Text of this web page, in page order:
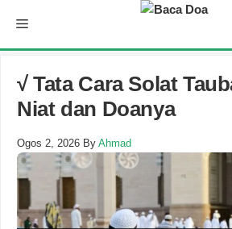
content
Menu
√ Tata Cara Solat
Niat dan Doanya
Ogos 2, 2026 By Ahmad